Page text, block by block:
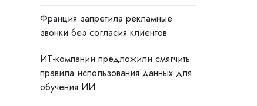
Франция запретила рекламные
звонки без согласия клиентов
ИТ-компании предложили смягчить
правила использования данных для
обучения ИИ